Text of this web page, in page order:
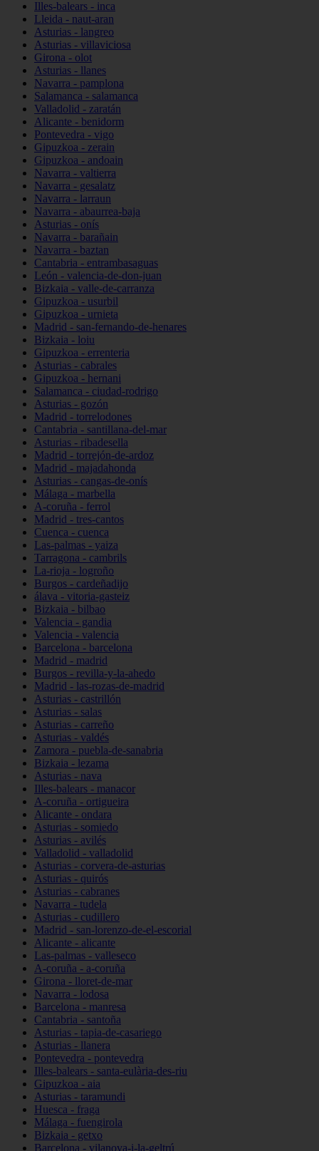
Illes-balears - inca
Lleida - naut-aran
Asturias - langreo
Asturias - villaviciosa
Girona - olot
Asturias - llanes
Navarra - pamplona
Salamanca - salamanca
Valladolid - zaratán
Alicante - benidorm
Pontevedra - vigo
Gipuzkoa - zerain
Gipuzkoa - andoain
Navarra - valtierra
Navarra - gesalatz
Navarra - larraun
Navarra - abaurrea-baja
Asturias - onís
Navarra - barañain
Navarra - baztan
Cantabria - entrambasaguas
León - valencia-de-don-juan
Bizkaia - valle-de-carranza
Gipuzkoa - usurbil
Gipuzkoa - urnieta
Madrid - san-fernando-de-henares
Bizkaia - loiu
Gipuzkoa - errenteria
Asturias - cabrales
Gipuzkoa - hernani
Salamanca - ciudad-rodrigo
Asturias - gozón
Madrid - torrelodones
Cantabria - santillana-del-mar
Asturias - ribadesella
Madrid - torrejón-de-ardoz
Madrid - majadahonda
Asturias - cangas-de-onís
Málaga - marbella
A-coruña - ferrol
Madrid - tres-cantos
Cuenca - cuenca
Las-palmas - yaiza
Tarragona - cambrils
La-rioja - logroño
Burgos - cardeñadijo
álava - vitoria-gasteiz
Bizkaia - bilbao
Valencia - gandia
Valencia - valencia
Barcelona - barcelona
Madrid - madrid
Burgos - revilla-y-la-ahedo
Madrid - las-rozas-de-madrid
Asturias - castrillón
Asturias - salas
Asturias - carreño
Asturias - valdés
Zamora - puebla-de-sanabria
Bizkaia - lezama
Asturias - nava
Illes-balears - manacor
A-coruña - ortigueira
Alicante - ondara
Asturias - somiedo
Asturias - avilés
Valladolid - valladolid
Asturias - corvera-de-asturias
Asturias - quirós
Asturias - cabranes
Navarra - tudela
Asturias - cudillero
Madrid - san-lorenzo-de-el-escorial
Alicante - alicante
Las-palmas - valleseco
A-coruña - a-coruña
Girona - lloret-de-mar
Navarra - lodosa
Barcelona - manresa
Cantabria - santoña
Asturias - tapia-de-casariego
Asturias - llanera
Pontevedra - pontevedra
Illes-balears - santa-eulària-des-riu
Gipuzkoa - aia
Asturias - taramundi
Huesca - fraga
Málaga - fuengirola
Bizkaia - getxo
Barcelona - vilanova-i-la-geltrú